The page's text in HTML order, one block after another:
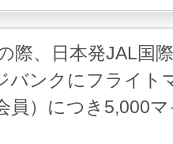
際、日本発JAL国
バンクにフライト
員）につき5,000